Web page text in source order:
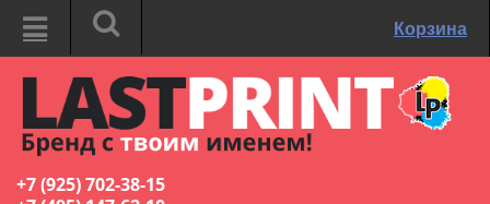
Корзина
+7 (925) 702-38-15